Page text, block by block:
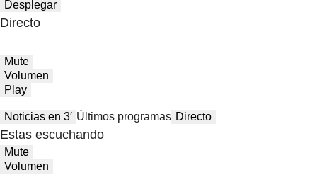
Desplegar
Directo
Mute
Volumen
Play
Noticias en 3′ Últimos programas Directo
Estas escuchando
Mute
Volumen